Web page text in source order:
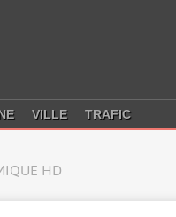
VILLE TRAFIC
HD